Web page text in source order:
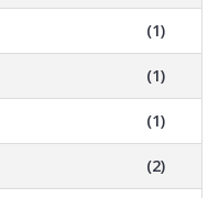
(1)
(1)
(1)
(2)